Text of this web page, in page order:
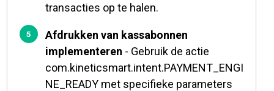
transacties op te halen.
Afdrukken van kassabonnen
implementeren - Gebruik de actie
com.kineticsmart.intent.PAYMENT_ENGI
NE_READY met specifieke parameters